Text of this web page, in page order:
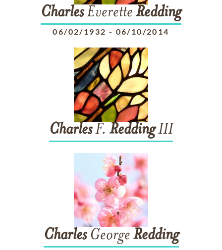
CharlesEverette Redding
06/02/1932 - 06/10/2014
CharlesF. ReddingIII
CharlesGeorge Redding